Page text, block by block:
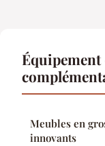
Meubles en
innovants